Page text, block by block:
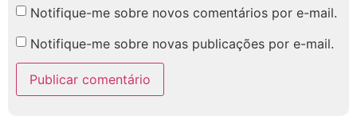
Notifique-me sobre novos comentários por e-mail.
Notifique-me sobre novas publicações por e-mail.